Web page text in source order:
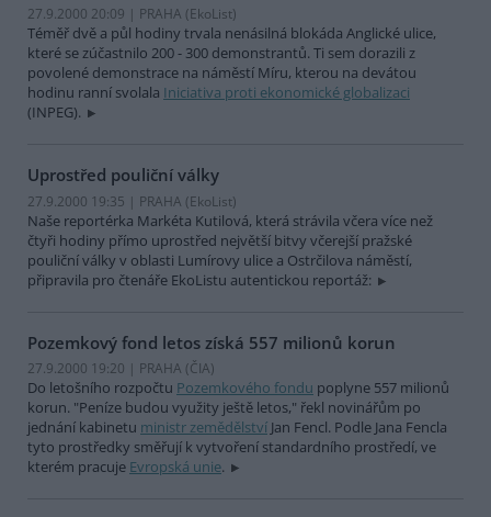
27.9.2000 20:09 | PRAHA (EkoList)
Téměř dvě a půl hodiny trvala nenásilná blokáda Anglické ulice,
které se zúčastnilo 200 - 300 demonstrantů. Ti sem dorazili z
povolené demonstrace na náměstí Míru, kterou na devátou
hodinu ranní svolala Iniciativa proti ekonomické globalizaci
(INPEG).
Uprostřed pouliční války
27.9.2000 19:35 | PRAHA (EkoList)
Naše reportérka Markéta Kutilová, která strávila včera více než
čtyři hodiny přímo uprostřed největší bitvy včerejší pražské
pouliční války v oblasti Lumírovy ulice a Ostrčilova náměstí,
připravila pro čtenáře EkoListu autentickou reportáž:
Pozemkový fond letos získá 557 milionů korun
27.9.2000 19:20 | PRAHA (ČIA)
Do letošního rozpočtu Pozemkového fondu poplyne 557 milionů
korun. "Peníze budou využity ještě letos," řekl novinářům po
jednání kabinetu ministr zemědělství Jan Fencl. Podle Jana Fencla
tyto prostředky směřují k vytvoření standardního prostředí, ve
kterém pracuje Evropská unie.